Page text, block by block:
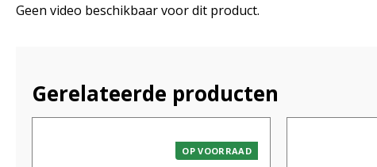
Geen video beschikbaar voor dit product.
Gerelateerde producten
OP VOORRAAD